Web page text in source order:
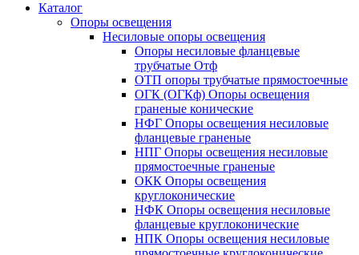
Каталог
Опоры освещения
Несиловые опоры освещения
Опоры несиловые фланцевые
трубчатые Отф
ОТП опоры трубчатые прямостоечные
ОГК (ОГКф) Опоры освещения
граненые конические
НФГ Опоры освещения несиловые
фланцевые граненые
НПГ Опоры освещения несиловые
прямостоечные граненые
ОКК Опоры освещения
круглоконические
НФК Опоры освещения несиловые
фланцевые круглоконические
НПК Опоры освещения несиловые